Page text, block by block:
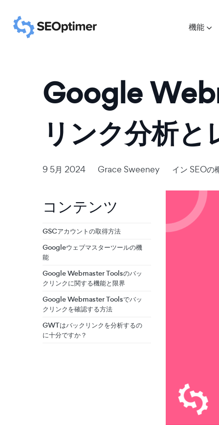
機能
Google
リンク分析
9 5月 2024 Grace Sweeney イン SEOの
コンテンツ
GSCアカウントの取得方法
Googleウェブマスターツールの機
能
Google Webmaster Toolsのバッ
クリンクに関する機能と限界
Google Webmaster Toolsでバッ
クリンクを確認する方法
GWTはバックリンクを分析するの
に十分ですか？